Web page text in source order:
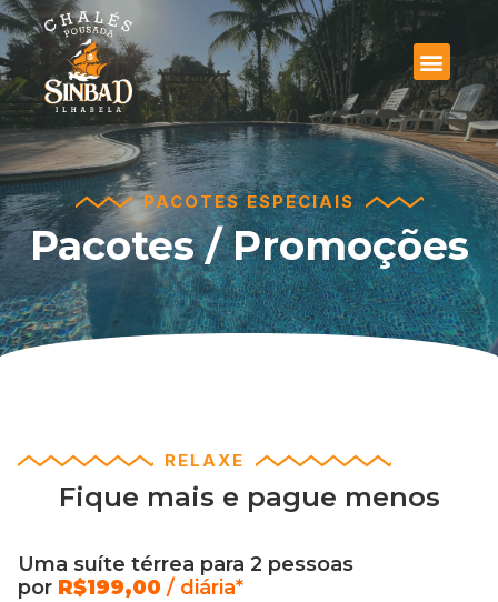
PACOTES ESPECIAIS
Pacotes / Promoções
RELAXE
Fique mais e pague menos
Uma suíte térrea para 2 pessoas
por R$199,00 / diária*